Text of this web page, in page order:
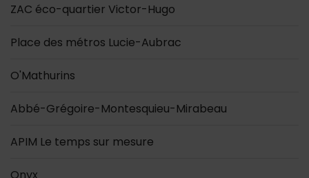
ZAC éco-quartier Victor-Hugo
Place des métros Lucie-Aubrac
O'Mathurins
Abbé-Grégoire-Montesquieu-Mirabeau
APIM Le temps sur mesure
Onyx